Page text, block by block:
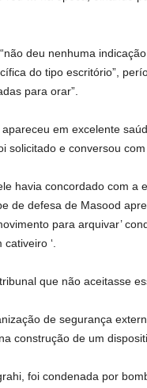
deu nenhuma
do tipo escritório”,
para orar”.
em excelente
solicitado e conversou com
havia concordado com a
de defesa de Masood
para arquivar’
‘.
que não aceitasse
de segurança
construção de um
foi condenada por